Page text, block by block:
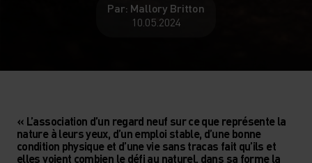
Par: Mallory Britton
10.05.2024
« L’association d’un regard neuf sur ce que représente la
nature à leurs yeux, d’un emploi stable, d’une bonne
condition physique et d’une vie sans tracas fait qu’ils et
elles voient combien le défi au naturel, dans sa forme la